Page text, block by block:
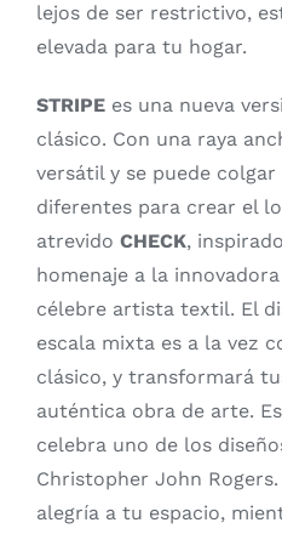
lejos de ser restrictivo,
elevada para tu hogar.
STRIPEes una nueva
clásico. Con una raya
versátil y se puede
diferentes para crear el
atrevido CHECK,
homenaje a la
célebre artista textil. El
escala mixta es a la vez
clásico, y transformará
auténtica obra de arte.
celebra uno de los
Christopher John Rogers.
alegría a tu espacio,